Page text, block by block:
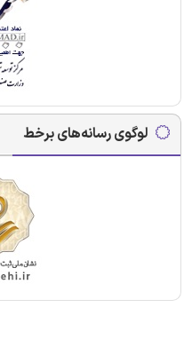
لوگوی رسانه‌های برخط